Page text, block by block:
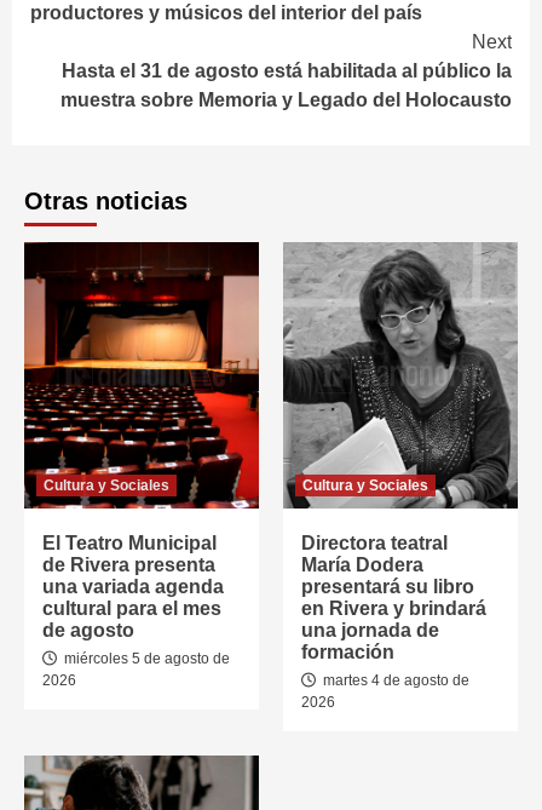
productores y músicos del interior del país
Next
Hasta el 31 de agosto está habilitada al público la
muestra sobre Memoria y Legado del Holocausto
Otras noticias
Cultura y Sociales
El Teatro Municipal
de Rivera presenta
una variada agenda
cultural para el mes
de agosto
miércoles 5 de agosto de
2026
Cultura y Sociales
Directora teatral
María Dodera
presentará su libro
en Rivera y brindará
una jornada de
formación
martes 4 de agosto de
2026